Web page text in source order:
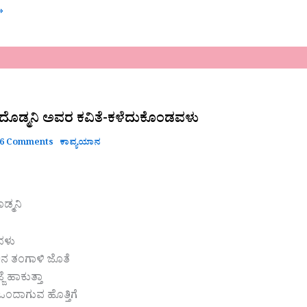
ಅವರ ಕವಿತೆ-ಕಳೆದುಕೊಂಡವಳು
6 Comments ಕಾವ್ಯಯಾನ
ತಂಗಾಳಿ ಜೊತೆ
ಹೊತ್ತಿಗೆ